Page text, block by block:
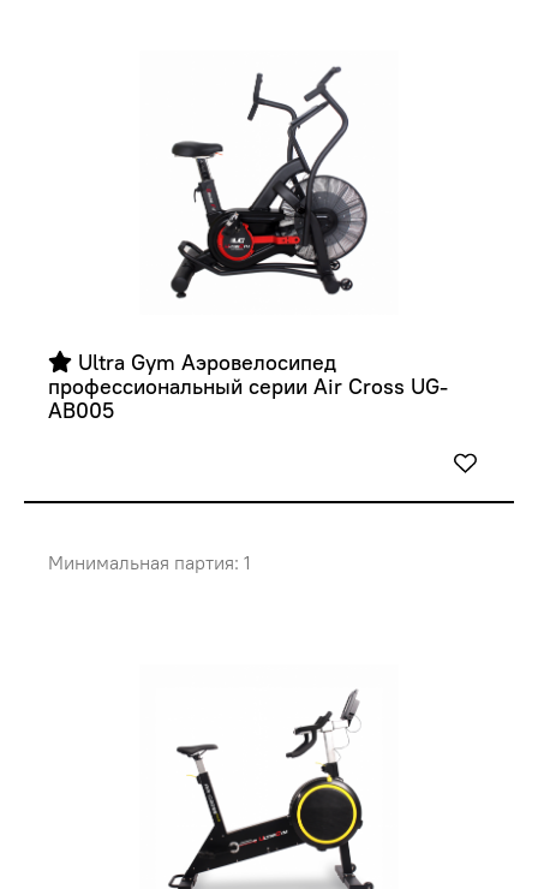
Ultra Gym Аэровелосипед
профессиональный серии Air Cross UG-
AB005
Минимальная партия: 1